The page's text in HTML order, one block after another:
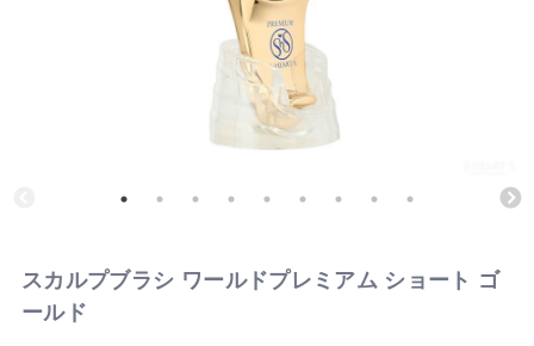
スカルプブラシ ワールドプレミアム ショート ゴ
ールド